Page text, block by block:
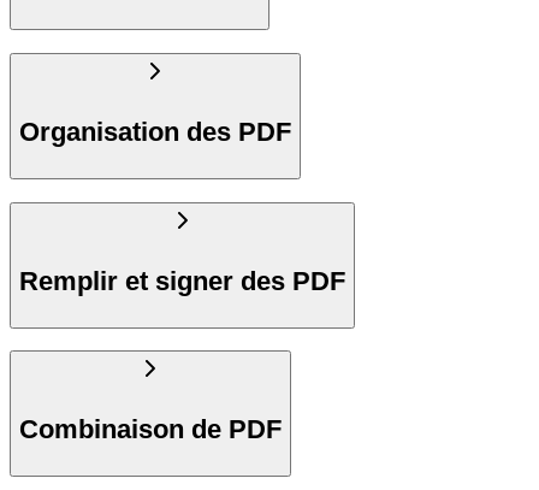
Organisation des PDF
Remplir et signer des PDF
Combinaison de PDF